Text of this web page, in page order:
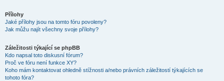
Přílohy
Jaké přílohy jsou na tomto fóru povoleny?
Jak můžu najít všechny svoje přílohy?
Záležitosti týkající se phpBB
Kdo napsal toto diskusní fórum?
Proč ve fóru není funkce XY?
Koho mám kontaktovat ohledně stížnosti a/nebo právních záležitostí týkajících se
tohoto fóra?